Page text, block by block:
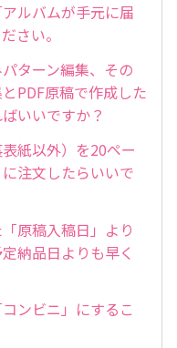
ルバムが手元に届
さい。
ターン編集、その
PDF原稿で作成した
いいですか？
紙以外）を20ペー
注文したらいいで
原稿入稿日」より
納品日よりも早く
ンビニ」にするこ